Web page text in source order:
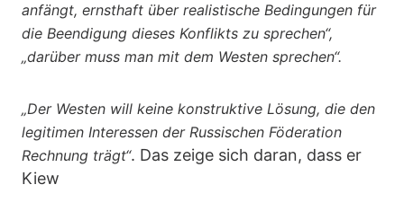
anfängt, ernsthaft über realistische Bedingungen für
die Beendigung dieses Konflikts zu sprechen“,
„darüber muss man mit dem Westen sprechen“.
„Der Westen will keine konstruktive Lösung, die den
legitimen Interessen der Russischen Föderation
Rechnung trägt“. Das zeige sich daran, dass er
Kiew